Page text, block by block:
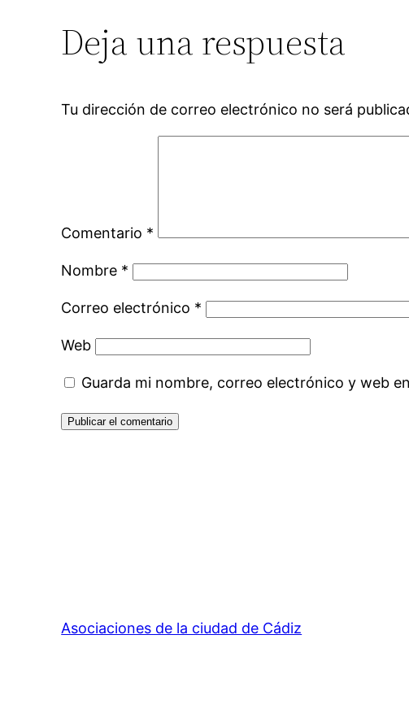
Deja una respuesta
Tu dirección de correo electrónico no será
Comentario *
Nombre *
Correo electrónico *
Web
Guarda mi nombre, correo electrónico y web
Asociaciones de la ciudad de Cádiz